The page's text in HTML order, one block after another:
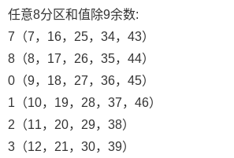
任意8分区和值除9余数:
7（7，16，25，34，43）
8（8，17，26，35，44）
0（9，18，27，36，45）
1（10，19，28，37，46）
2（11，20，29，38）
3（12，21，30，39）